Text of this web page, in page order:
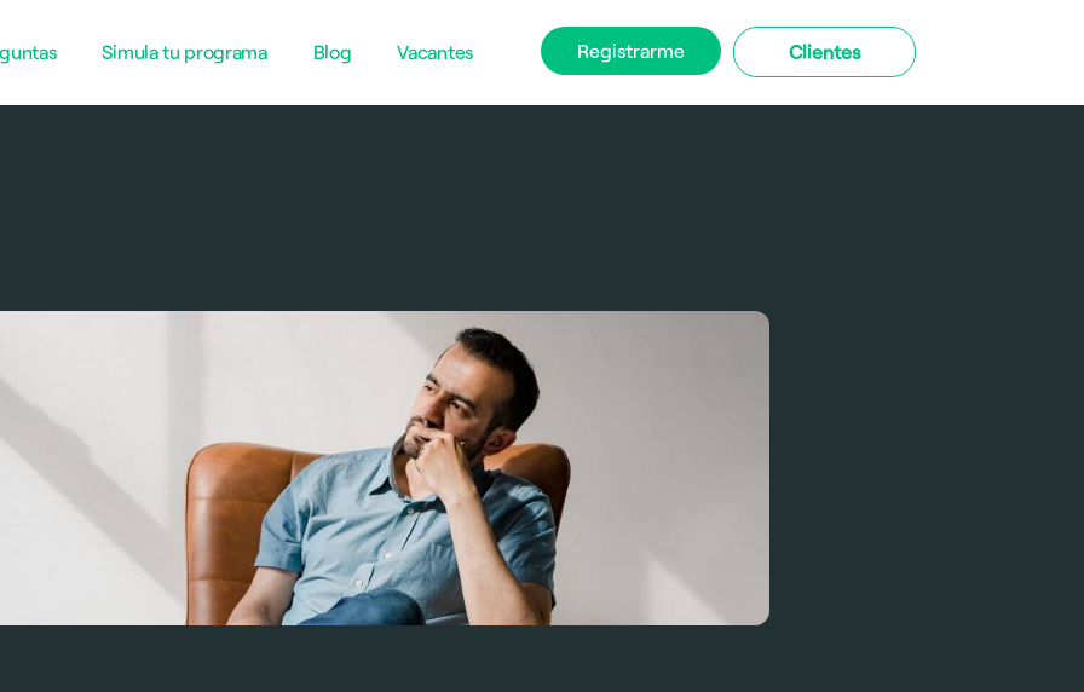
Simula tu programa Blog Vacantes Registrarme Clientes